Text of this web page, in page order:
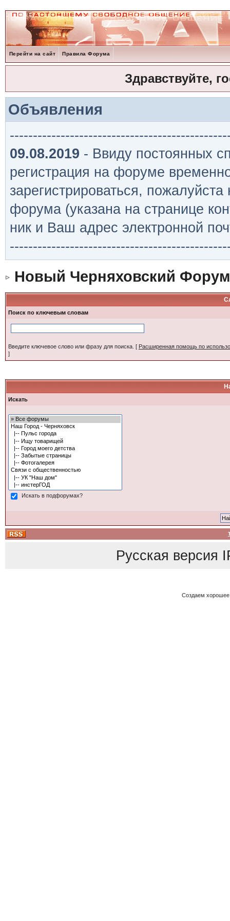
Перейти на сайт Правила Форума
Здравствуйте,
Объявления
09.08.2019 - Ввиду постоянных
регистрация на форуме
зарегистрироваться,
форума (указана на странице
ник и Ваш адрес электронной
Новый Черняховский Форум
Поиск по ключевым словам
Введите ключевое слово или фразу для поиска. [ Расширенная помощь по
]
Искать
Искать в подфорумах?
Русская версия
Создаем